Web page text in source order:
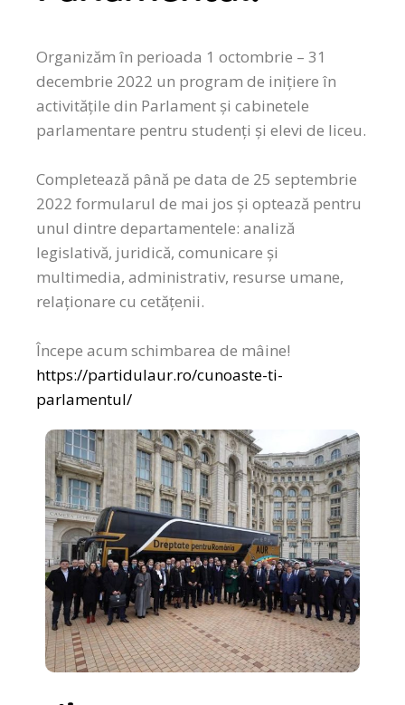
Organizăm în perioada 1 octombrie – 31
decembrie 2022 un program de inițiere în
activitățile din Parlament și cabinetele
parlamentare pentru studenți și elevi de liceu.
Completează până pe data de 25 septembrie
2022 formularul de mai jos și optează pentru
unul dintre departamentele: analiză
legislativă, juridică, comunicare și
multimedia, administrativ, resurse umane,
relaționare cu cetățenii.
Începe acum schimbarea de mâine!
https://partidulaur.ro/cunoaste-ti-
parlamentul/